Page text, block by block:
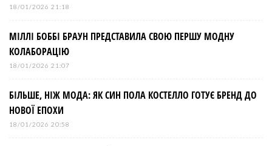
18/01/2026 21:18
МІЛЛІ БОББІ БРАУН ПРЕДСТАВИЛА СВОЮ ПЕРШУ МОДНУ
КОЛАБОРАЦІЮ
18/01/2026 21:07
БІЛЬШЕ, НІЖ МОДА: ЯК СИН ПОЛА КОСТЕЛЛО ГОТУЄ БРЕНД ДО
НОВОЇ ЕПОХИ
18/01/2026 20:58